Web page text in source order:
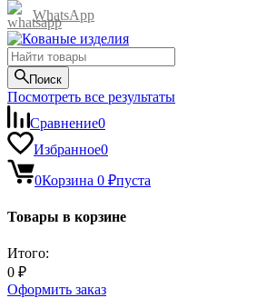
WhatsApp
Поиск
Посмотреть все результаты
Сравнение0
Избранное0
0Корзина 0 ₽пуста
Товары в корзине
Итого:
0 ₽
Оформить заказ